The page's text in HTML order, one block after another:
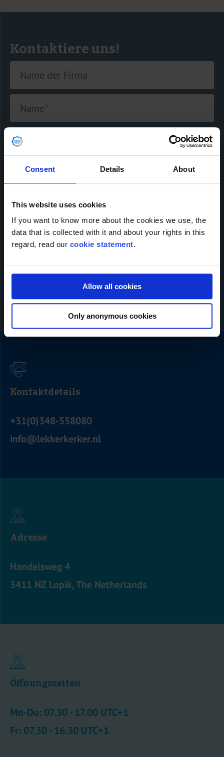
Consent Details About
This website uses cookies
If you want to know more about the cookies we use, the
data that is collected with it and about your rights in this
regard, read our cookie statement.
Allow all cookies
Only anonymous cookies
Kontaktiere uns!
Name der Firma
Name*
E-mail
Telefonnummer
Nachricht
Kontaktdetails
+31(0)348-558080
info@lekkerkerker.nl
Adresse
Handelsweg 4
3411 NZ Lopik, The Netherlands
Öffnungszeiten
Mo-Do: 07.30 - 17.00 UTC+1
Fr: 07.30 - 16.30 UTC+1